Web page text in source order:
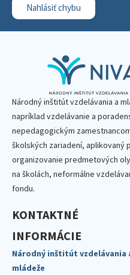
Nahlásiť chybu
Národný inštitút vzdelávania a
napríklad vzdelávanie a
nepedagogickým
školských zariadení, aplikovaný
organizovanie predmetových
na školách, neformálne
fondu.
KONTAKTNÉ
INFORMÁCIE
Národný inštitút vzdelávania
mládeže